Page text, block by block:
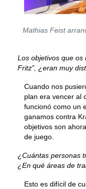
Mathias Feist
Los objetivos que os
Fritz”, ¿eran muy
Cuando nos
plan era vencer al
funcionó como un
ganamos contra
objetivos son
de juego.
¿Cuántas personas
¿En qué áreas de
Esto es difícil de